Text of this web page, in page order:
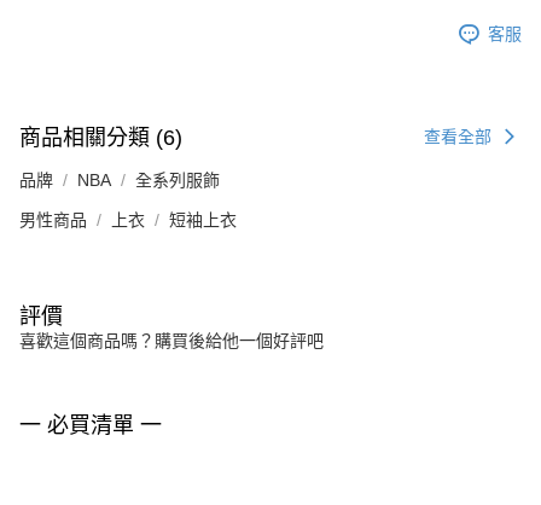
客服
商品相關分類 (6) 查看全部
品牌 NBA 全系列服飾
男性商品 上衣 短袖上衣
評價
喜歡這個商品嗎？購買後給他一個好評吧
一 必買清單 一